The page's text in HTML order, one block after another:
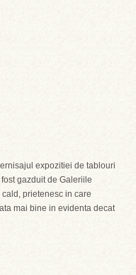
expozitiei de tablouri
gazduit de Galeriile
prietenesc in care
mai bine in evidenta decat